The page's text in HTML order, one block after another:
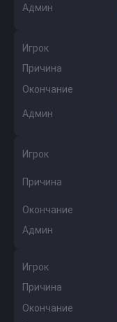
Админ
Игрок
Причина
Окончание
Админ
Игрок
Причина
Окончание
Админ
Игрок
Причина
Окончание